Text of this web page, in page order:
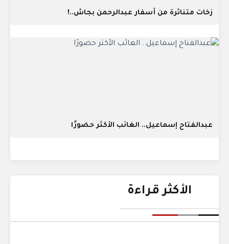
زخات متناثرة من أسفار عبدالرحمن بجاش..!
عبدالفتاح إسماعيل.. الغائب الأكثر حضورًا
الأكثر قراءة